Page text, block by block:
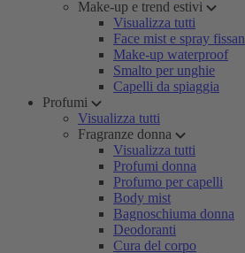
Make-up e trend estivi
Visualizza tutti
Face mist e spray
Make-up waterproof
Smalto per unghie
Capelli da spiaggia
Profumi
Visualizza tutti
Fragranze donna
Visualizza tutti
Profumi donna
Profumo per capelli
Body mist
Bagnoschiuma donna
Deodoranti
Cura del corpo